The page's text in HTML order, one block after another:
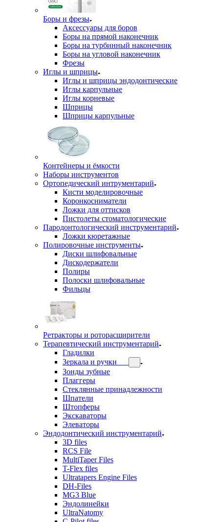
Боры и фрезы
Аксессуары для боров
Боры на прямой наконечник
Боры на турбинный наконечник
Боры на угловой наконечник
Фрезы
Иглы и шприцы
Иглы и шприцы эндодонтические
Иглы карпульные
Иглы корневые
Шприцы
Шприцы карпульные
Контейнеры и ёмкости
Наборы инструментов
Ортопедический интрументарий
Кисти моделировочные
Коронкосниматели
Ложки для оттисков
Пистолеты стоматологические
Пародонтологический инструментарий
Ложки кюретажные
Полировочные инструменты
Диски шлифовальные
Дискодержатели
Полиры
Полоски шлифовальные
Фильцы
Ретракторы и роторасширители
Терапевтический инструментарий
Гладилки
Зеркала и ручки
Зонды зубные
Плаггеры
Стеклянные принадлежности
Шпатели
Штопферы
Экскаваторы
Элеваторы
Эндодонтический инструментарий
3D files
RCS File
MultiTaper Files
T-Flex files
Ultratapers Engine Files
DH-Files
MG3 Blue
Эндолинейки
UltraNatomy